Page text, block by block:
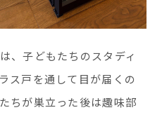
、子どもたちのスタディ
ス戸を通して目が届くの
ちが巣立った後は趣味部